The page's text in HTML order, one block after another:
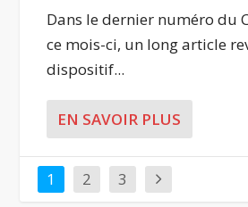
Dans le dernier numéro du
ce mois-ci, un long article
dispositif...
EN SAVOIR PLUS
1 2 3